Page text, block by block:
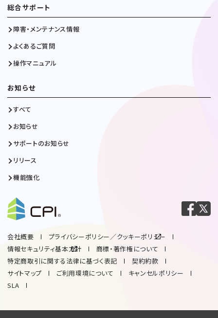
総合サポート
障害・メンテナンス情報
よくあるご質問
操作マニュアル
お知らせ
すべて
お知らせ
サポートのお知らせ
リリース
機能強化
会社概要
プライバシーポリシー／クッキーポリシー
情報セキュリティ基本方針
商標・著作権について
特定商取引に関する法律に基づく表記
契約約款
サイトマップ
ご利用環境について
キャンセルポリシー
SLA